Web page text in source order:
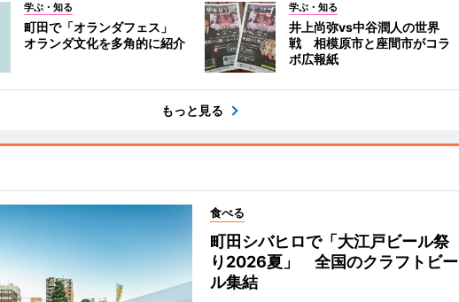
学ぶ・知る
町田で「オランダフェス」
オランダ文化を多角的に紹介
学ぶ・知る
井上尚弥vs中谷潤人の世界
戦 相模原市と座間市がコラ
ボ広報紙
もっと見る
食べる
町田シバヒロで「大江戸ビール祭
り2026夏」 全国のクラフトビー
ル集結